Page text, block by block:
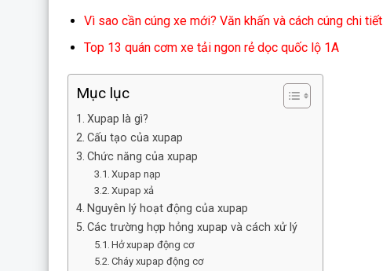
Vì sao cần cúng xe mới? Văn khấn và cách cúng chi tiết
Top 13 quán cơm xe tải ngon rẻ dọc quốc lộ 1A
Mục lục
Xupap là gì?
Cấu tạo của xupap
Chức năng của xupap
Xupap nạp
Xupap xả
Nguyên lý hoạt động của xupap
Các trường hợp hỏng xupap và cách xử lý
Hở xupap động cơ
Cháy xupap động cơ